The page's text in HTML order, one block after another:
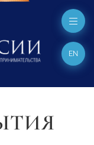
EN